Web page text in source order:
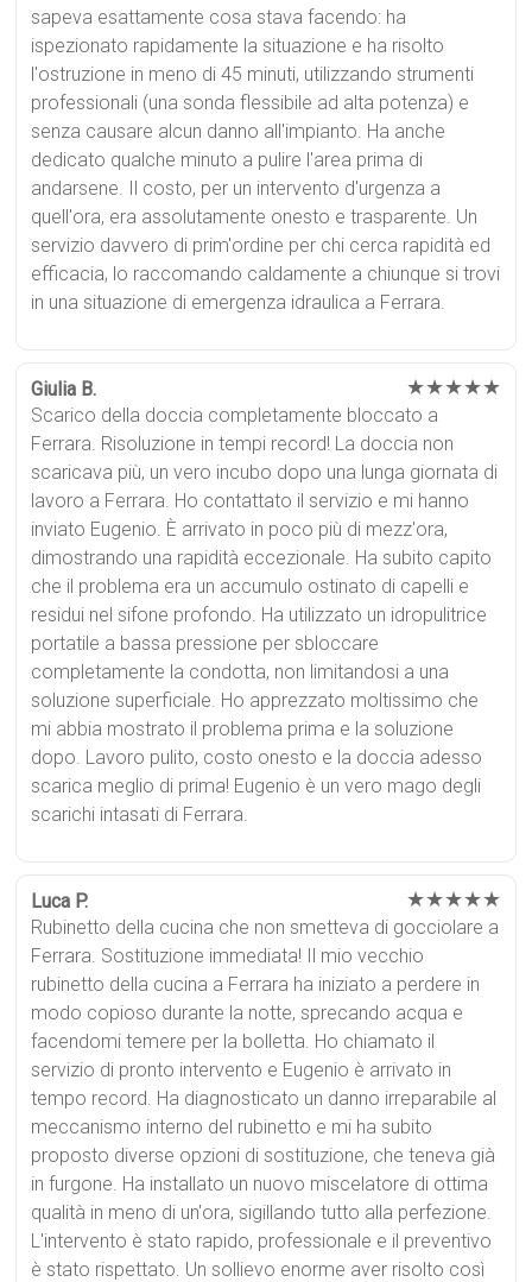
sapeva esattamente cosa stava facendo: ha
ispezionato rapidamente la situazione e ha risolto
l'ostruzione in meno di 45 minuti, utilizzando strumenti
professionali (una sonda flessibile ad alta potenza) e
senza causare alcun danno all'impianto. Ha anche
dedicato qualche minuto a pulire l'area prima di
andarsene. Il costo, per un intervento d'urgenza a
quell'ora, era assolutamente onesto e trasparente. Un
servizio davvero di prim'ordine per chi cerca rapidità ed
efficacia, lo raccomando caldamente a chiunque si trovi
in una situazione di emergenza idraulica a Ferrara.
Giulia B. ★★★★★
Scarico della doccia completamente bloccato a
Ferrara. Risoluzione in tempi record! La doccia non
scaricava più, un vero incubo dopo una lunga giornata di
lavoro a Ferrara. Ho contattato il servizio e mi hanno
inviato Eugenio. È arrivato in poco più di mezz'ora,
dimostrando una rapidità eccezionale. Ha subito capito
che il problema era un accumulo ostinato di capelli e
residui nel sifone profondo. Ha utilizzato un idropulitrice
portatile a bassa pressione per sbloccare
completamente la condotta, non limitandosi a una
soluzione superficiale. Ho apprezzato moltissimo che
mi abbia mostrato il problema prima e la soluzione
dopo. Lavoro pulito, costo onesto e la doccia adesso
scarica meglio di prima! Eugenio è un vero mago degli
scarichi intasati di Ferrara.
Luca P. ★★★★★
Rubinetto della cucina che non smetteva di gocciolare a
Ferrara. Sostituzione immediata! Il mio vecchio
rubinetto della cucina a Ferrara ha iniziato a perdere in
modo copioso durante la notte, sprecando acqua e
facendomi temere per la bolletta. Ho chiamato il
servizio di pronto intervento e Eugenio è arrivato in
tempo record. Ha diagnosticato un danno irreparabile al
meccanismo interno del rubinetto e mi ha subito
proposto diverse opzioni di sostituzione, che teneva già
in furgone. Ha installato un nuovo miscelatore di ottima
qualità in meno di un'ora, sigillando tutto alla perfezione.
L'intervento è stato rapido, professionale e il preventivo
è stato rispettato. Un sollievo enorme aver risolto così